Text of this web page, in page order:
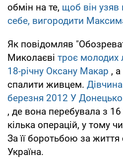
обмін на те, щоб він
себе, вигородити
Як повідомляв
Миколаєві троє молодих
18-річну Оксану Макар ,
спалити живцем.
березня 2012 У
, де вона перебувала з
кілька операцій, у тому
За її боротьбою за
Україна.